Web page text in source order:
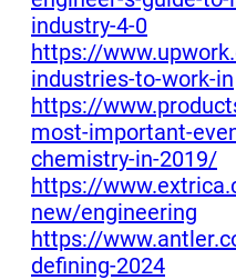
industry-4-0
https://
industries-to-work-in
https://
most-important-
chemistry-in-2019/
https://
new/engineering
https://
defining-2024